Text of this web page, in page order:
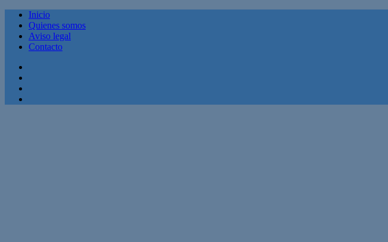
Inicio
Quienes somos
Aviso legal
Contacto